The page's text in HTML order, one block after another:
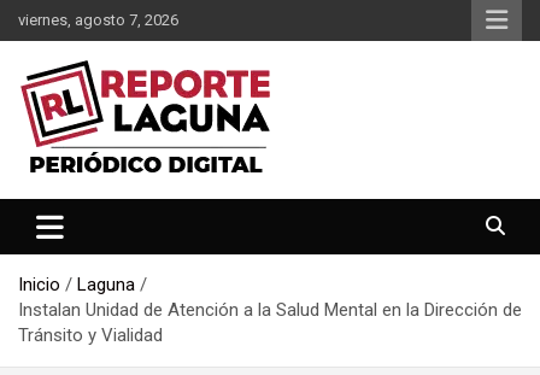
Saltar
al
contenido
viernes, agosto 7, 2026
Reporte Laguna
Inicio
Laguna
Instalan Unidad de Atención a la Salud Mental en la Dirección de
Tránsito y Vialidad